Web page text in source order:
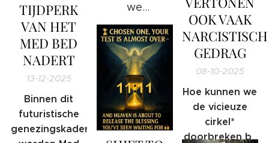
TIJDPERK
VAN HET
MED BED
NADERT
13-12-2025
Binnen dit
futuristische
genezingskader
we
momenteel en
hoe gaan wij
hiermee om
als mensheid
of als
individu?
OOK VAAK
NARCISTISCH
GEDRAG
08-10-2025
Hoe kunnen we
de vicieuze
cirkel*
doorbreken bij